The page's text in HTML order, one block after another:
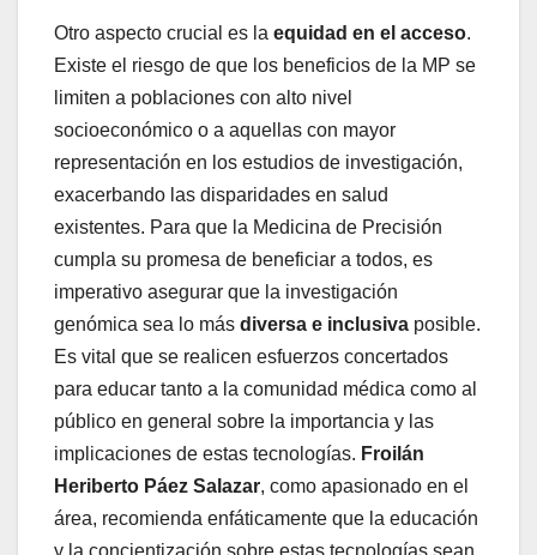
Otro aspecto crucial es la equidad en el acceso.
Existe el riesgo de que los beneficios de la MP se
limiten a poblaciones con alto nivel
socioeconómico o a aquellas con mayor
representación en los estudios de investigación,
exacerbando las disparidades en salud
existentes. Para que la Medicina de Precisión
cumpla su promesa de beneficiar a todos, es
imperativo asegurar que la investigación
genómica sea lo más diversa e inclusiva posible.
Es vital que se realicen esfuerzos concertados
para educar tanto a la comunidad médica como al
público en general sobre la importancia y las
implicaciones de estas tecnologías. Froilán
Heriberto Páez Salazar, como apasionado en el
área, recomienda enfáticamente que la educación
y la concientización sobre estas tecnologías sean